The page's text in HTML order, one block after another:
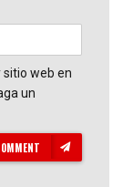
web en
un